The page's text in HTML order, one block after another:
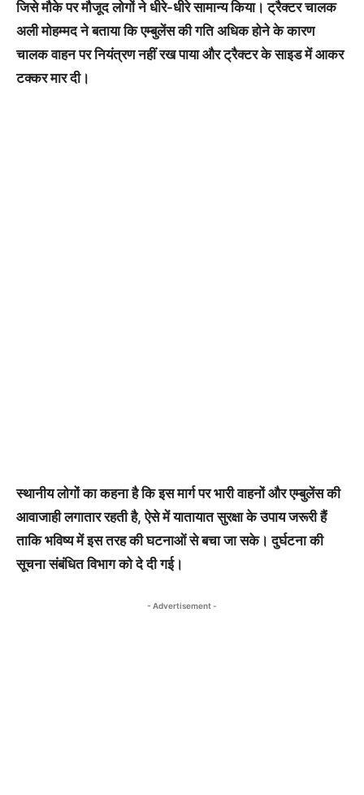
जिसे मौके पर मौजूद लोगों ने धीरे-धीरे सामान्य किया। ट्रैक्टर चालक
अली मोहम्मद ने बताया कि एम्बुलेंस की गति अधिक होने के कारण
चालक वाहन पर नियंत्रण नहीं रख पाया और ट्रैक्टर के साइड में आकर
टक्कर मार दी।
स्थानीय लोगों का कहना है कि इस मार्ग पर भारी वाहनों और एम्बुलेंस की
आवाजाही लगातार रहती है, ऐसे में यातायात सुरक्षा के उपाय जरूरी हैं
ताकि भविष्य में इस तरह की घटनाओं से बचा जा सके। दुर्घटना की
सूचना संबंधित विभाग को दे दी गई।
- Advertisement -